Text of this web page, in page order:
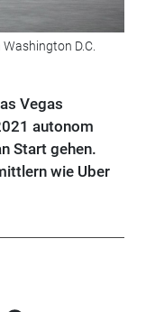
D.C.
Vegas
autonom
Start gehen.
wie Uber